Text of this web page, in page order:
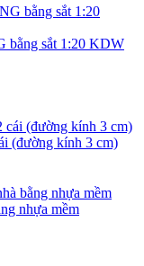
bằng sắt 1:20 KDW
(đường kính 3 cm)
nhựa mềm